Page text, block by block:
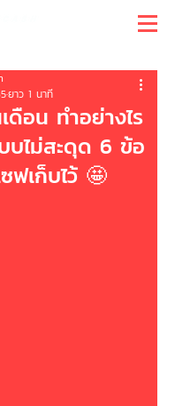
ดือน ทำอย่างไร
บไม่สะดุด 6 ข้อ
เก็บไว้ 🤩
ยาว 1 นาที